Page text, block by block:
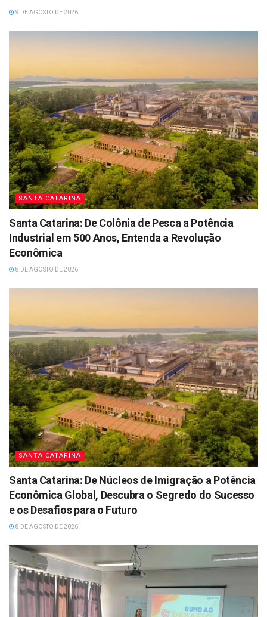
9 DE AGOSTO DE 2026
SANTA CATARINA
Santa Catarina: De Colônia de Pesca a Potência
Industrial em 500 Anos, Entenda a Revolução
Econômica
8 DE AGOSTO DE 2026
SANTA CATARINA
Santa Catarina: De Núcleos de Imigração a Potência
Econômica Global, Descubra o Segredo do Sucesso
e os Desafios para o Futuro
8 DE AGOSTO DE 2026